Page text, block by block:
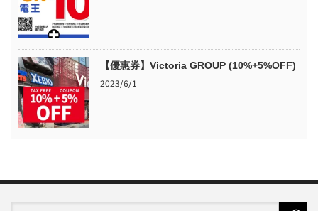
【優惠券】Victoria GROUP (10%+5%OFF)
2023/6/1